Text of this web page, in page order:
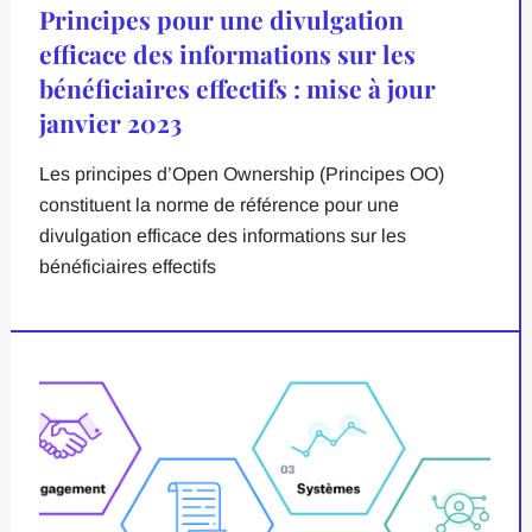
Principes pour une divulgation
efficace des informations sur les
bénéficiaires effectifs : mise à jour
janvier 2023
Les principes d’Open Ownership (Principes OO)
constituent la norme de référence pour une
divulgation efficace des informations sur les
bénéficiaires effectifs